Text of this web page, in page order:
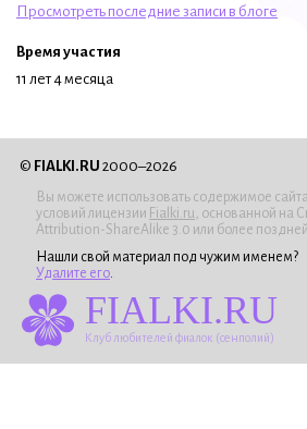
Просмотреть последние записи в блоге
Время участия
11 лет 4 месяца
© FIALKI.RU 2000–2026
Вы можете использовать содержимое
условий лицензии Fialki.ru , основанной на
Attribution-ShareAlike 3.0 или более поздней
Нашли свой материал под чужим именем?
Удалите его
FIALKI.RU
Клуб любителей фиалок (сенполий)